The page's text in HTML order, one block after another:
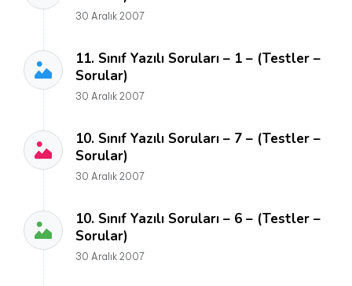
30 Aralık 2007
11. Sınıf Yazılı Soruları – 1 – (Testler –
Sorular)
30 Aralık 2007
10. Sınıf Yazılı Soruları – 7 – (Testler –
Sorular)
30 Aralık 2007
10. Sınıf Yazılı Soruları – 6 – (Testler –
Sorular)
30 Aralık 2007